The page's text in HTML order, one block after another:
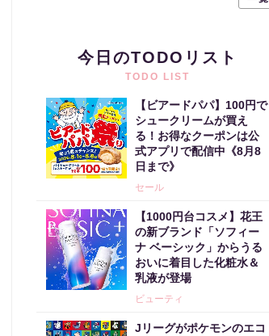
今日のTODOリスト
TODO LIST
【ビアードパパ】100円で
シュークリームが買え
る！お得なクーポンは公
式アプリで配信中《8月8
日まで》
セール
【1000円台コスメ】花王
の新ブランド「ソフィー
ナ ベーシック」からうる
おいに着目した化粧水＆
乳液が登場
ビューティ
Jリーグがポケモンのエコ